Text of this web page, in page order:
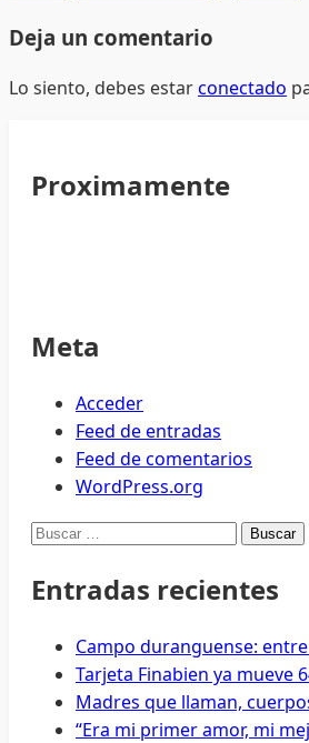
Deja un comentario
Lo siento, debes estarconectado
Proximamente
Meta
Acceder
Feed de entradas
Feed de comentarios
WordPress.org
Buscar:
Entradas recientes
Campo duranguense:
Tarjeta Finabien ya mueve
Madres que llaman,
“Era mi primer amor, mi